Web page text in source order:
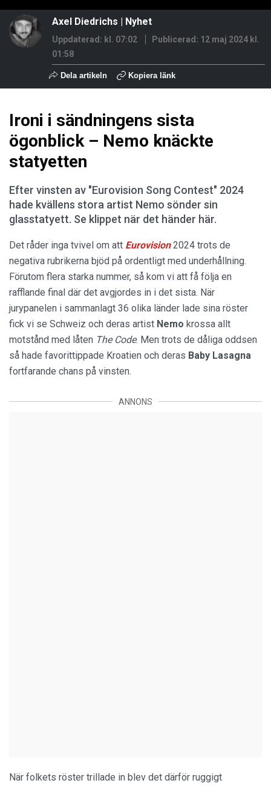
Axel Diedrichs | Nyhet
Uppdaterad: kl. 07:02 Publicerad: 12 maj 2024 kl.
01:58
Dela artikeln Kopiera länk
Ironi i sändningens sista
ögonblick – Nemo knäckte
statyetten
Efter vinsten av "Eurovision Song Contest" 2024
hade kvällens stora artist Nemo sönder sin
glasstatyett. Se klippet när det händer här.
Det råder inga tvivel om att Eurovision2024 trots de
negativa rubrikerna bjöd på ordentligt med underhållning.
Förutom flera starka nummer, så kom vi att få följa en
rafflande final där det avgjordes in i det sista. När
jurypanelen i sammanlagt 36 olika länder lade sina röster
fick vi se Schweiz och deras artist Nemo krossa allt
motstånd med låten The Code. Men trots de dåliga oddsen
så hade favorittippade Kroatien och deras Baby Lasagna
fortfarande chans på vinsten.
ANNONS
När folkets röster trillade in blev det därför ruggigt